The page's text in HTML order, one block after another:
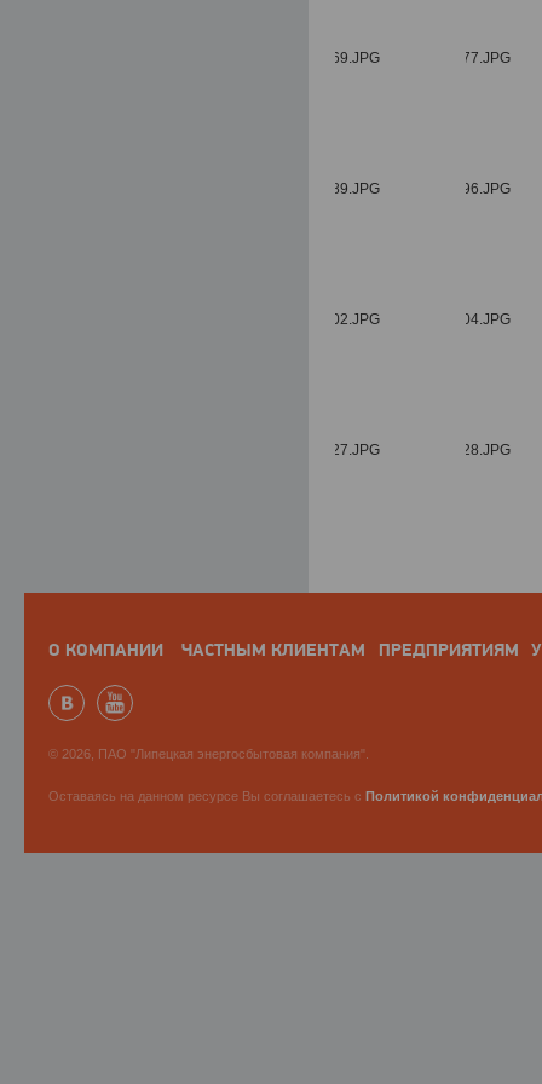
О КОМПАНИИ ЧАСТНЫМ КЛИЕНТАМ ПРЕДПРИЯТИЯМ
© 2026, ПАО "Липецкая энергосбытовая компания".
Оставаясь на данном ресурсе Вы соглашаетесь с Политикой